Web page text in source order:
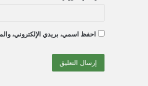
احفظ اسمي، بريدي الإلكتروني،